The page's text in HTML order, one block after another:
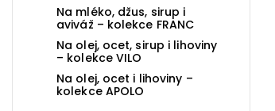
Na mléko, džus, sirup i
aviváž – kolekce FRANC
Na olej, ocet, sirup i lihoviny
– kolekce VILO
Na olej, ocet i lihoviny –
kolekce APOLO